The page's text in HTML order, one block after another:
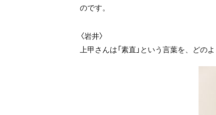
のです。
〈岩井〉
上甲さんは「素直」という言葉を、どの